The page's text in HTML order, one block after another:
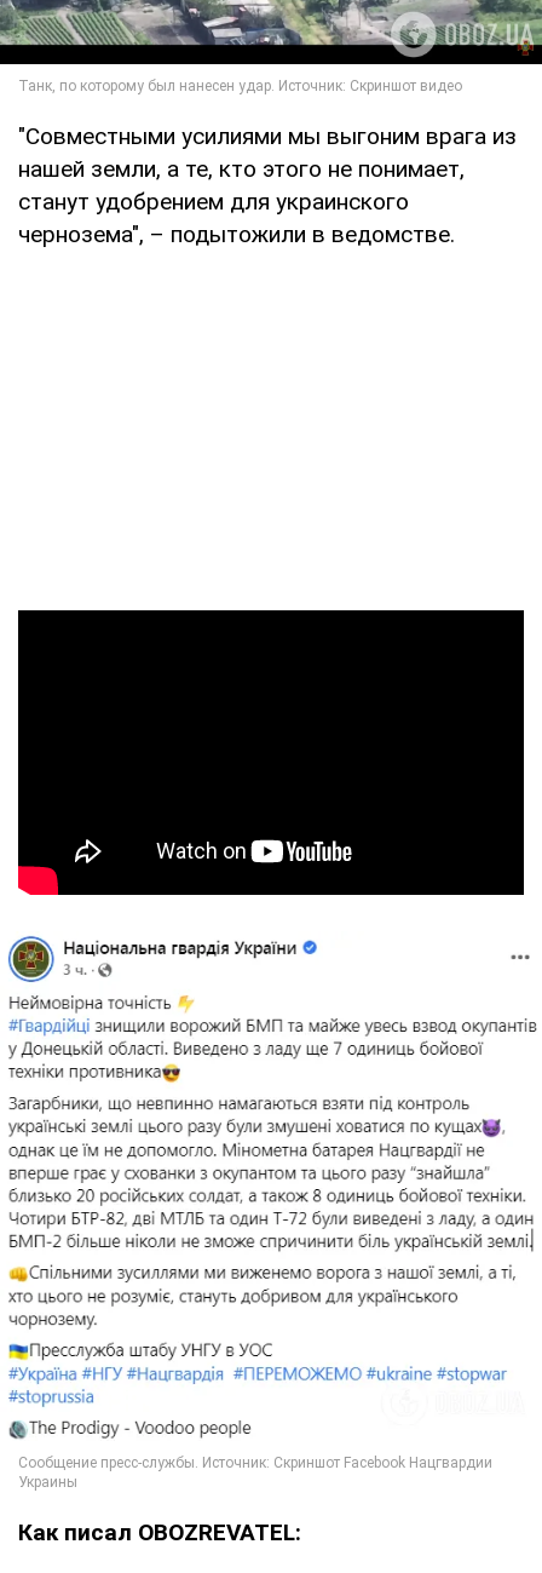
"Совместными усилиями мы выгоним врага из
нашей земли, а те, кто этого не понимает,
станут удобрением для украинского
чернозема", – подытожили в ведомстве.
Как писал OBOZREVATEL: